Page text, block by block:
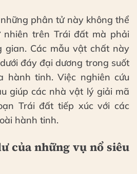
phân tử này không thể
trên Trái đất mà phải
gian. Các mẫu vật chất này
đáy đại dương trong suốt
hành tinh. Việc nghiên cứu
giúp các nhà vật lý giải mã
Trái đất tiếp xúc với các
hành tinh.
của những vụ nổ siêu